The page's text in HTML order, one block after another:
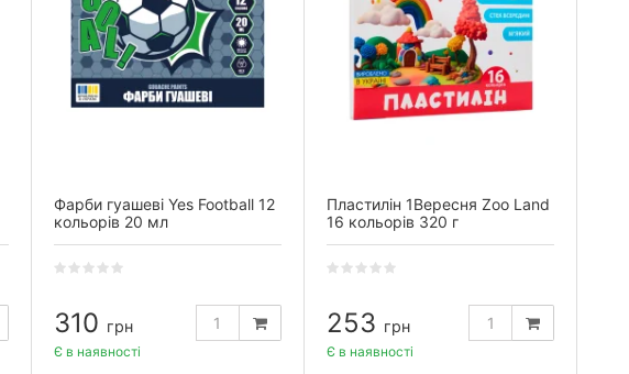
Фарби гуашеві Yes Football 12
кольорів 20 мл
310 грн
Є в наявності
Пластилін 1Вересня Zoo Land
16 кольорів 320 г
253 грн
Є в наявності